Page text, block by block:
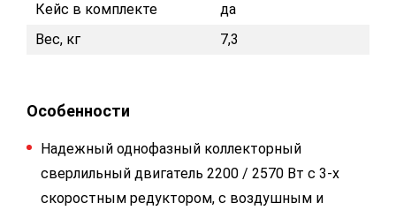
Кейс в комплекте
да
Вес, кг
7,3
Особенности
Надежный однофазный коллекторный
сверлильный двигатель 2200 / 2570 Вт с 3-х
скоростным редуктором, с воздушным и